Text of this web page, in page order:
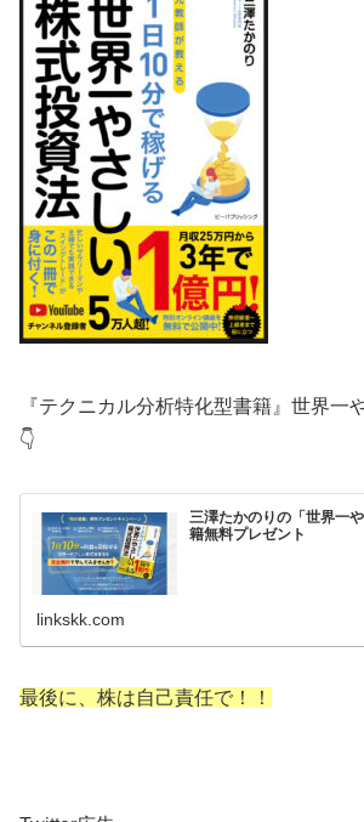
『テクニカル分析特化型書籍』世界一
👇
三澤たかのりの「世界一
籍無料プレゼント
linkskk.com
最後に、株は自己責任で！！